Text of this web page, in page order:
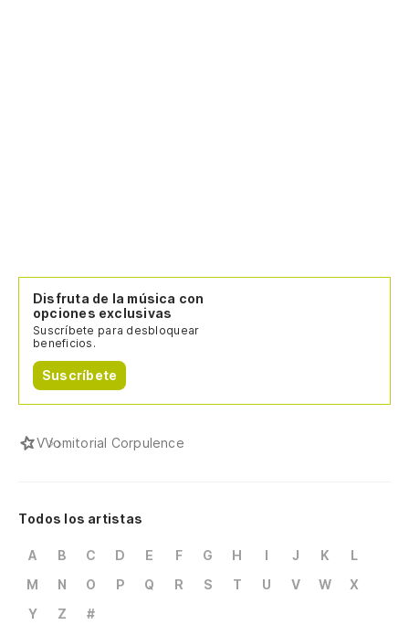
Disfruta de la música con
opciones exclusivas
Suscríbete para desbloquear
beneficios.
Suscríbete
VVomitorial Corpulence
Todos los artistas
A B C D E F G H I J K
L
M
N O P Q R S T U V W
X
Y
Z #